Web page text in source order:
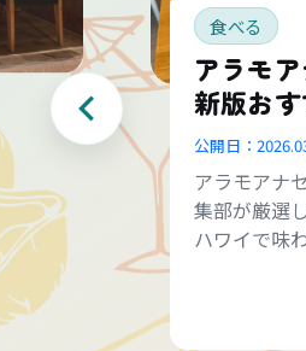
食べる
アラモ
新版お
公開日：
アラモアナ
集部が厳選
ハワイで味